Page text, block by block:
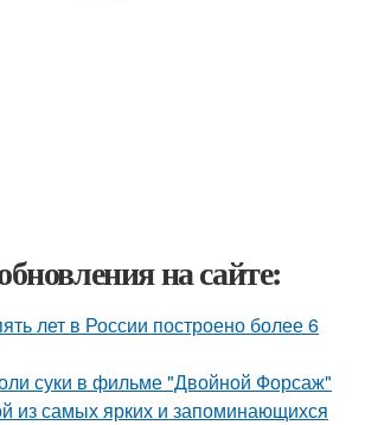
на сайте:
лет в России построено более 6
суки в фильме "Двойной Форсаж"
из самых ярких и запоминающихся